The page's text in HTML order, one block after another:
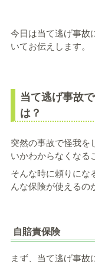
今日は当て逃げ事故
いてお伝えします。
当て逃げ事故
は？
突然の事故で怪我を
いかわからなくなる
そんな時に頼りにな
んな保険が使えるの
自賠責保険
まず、当て逃げ事